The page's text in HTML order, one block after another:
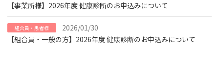
【事業所様】2026年度 健康診断のお申込みについて
組合員・患者様
2026/01/30
【組合員・一般の方】2026年度 健康診断のお申込みについて